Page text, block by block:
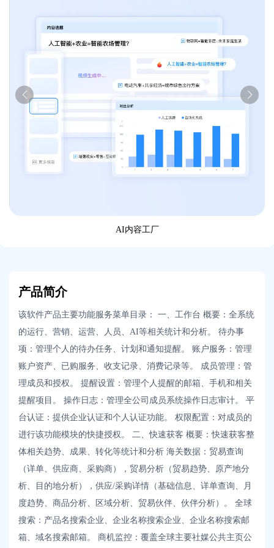
AI内容工厂
产品简介
该软件产品主要功能服务菜单目录： 一、工作台 概要：全系统
的运行、营销、运营、人员、AI等相关统计和分析。 待办事
项：管理个人的待办任务、计划和通知提醒。 账户服务：管理
账户资产、已购服务、收支记录、消费记录等。 成员管理：管
理成员和授权。 提醒设置：管理个人提醒的邮箱、手机和相关
提醒项目。 操作日志：管理全公司成员系统操作日志审计。 平
台认证：提供企业认证和个人认证功能。 权限配置：对成员的
进行该功能模块的快捷授权。 二、快速获客 概要：快速获客整
体相关趋势、成果、转化等统计和分析 海关数据：贸易查询
（详单、供应商、采购商），贸易分析（贸易趋势、原产地分
析、目的地分析），供应/采购详情（基础信息、详单查询、月
度趋势、商品分析、区域分析、贸易伙伴、伙伴分析）。 全球
搜索：产品名搜索企业、企业名称搜索企业、企业名称搜索邮
箱、域名搜索邮箱。 商机监控：覆盖全球主要社媒公共主页公